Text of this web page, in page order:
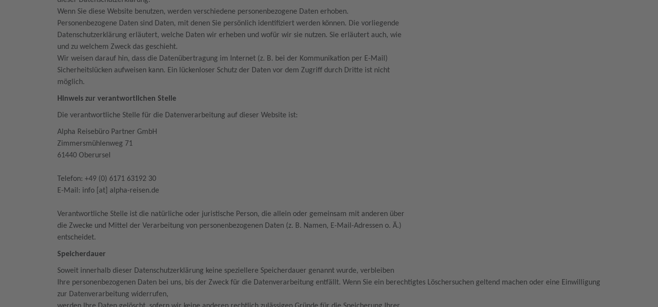
Wenn Sie diese Website benutzen, werden verschiedene personenbezogene Daten erhoben.
Personenbezogene Daten sind Daten, mit denen Sie persönlich identifiziert werden können. Die vorliegende
Datenschutzerklärung erläutert, welche Daten wir erheben und wofür wir sie nutzen. Sie erläutert auch, wie
und zu welchem Zweck das geschieht.
Wir weisen darauf hin, dass die Datenübertragung im Internet (z. B. bei der Kommunikation per E-Mail)
Sicherheitslücken aufweisen kann. Ein lückenloser Schutz der Daten vor dem Zugriff durch Dritte ist nicht
möglich.
Hinweis zur verantwortlichen Stelle
Die verantwortliche Stelle für die Datenverarbeitung auf dieser Website ist:
Alpha Reisebüro Partner GmbH
Zimmersmühlenweg 71
61440 Oberursel
Telefon: +49 (0) 6171 63192 30
E-Mail: info [at] alpha-reisen.de
Verantwortliche Stelle ist die natürliche oder juristische Person, die allein oder gemeinsam mit anderen über
die Zwecke und Mittel der Verarbeitung von personenbezogenen Daten (z. B. Namen, E-Mail-Adressen o. Ä.)
entscheidet.
Speicherdauer
Soweit innerhalb dieser Datenschutzerklärung keine speziellere Speicherdauer genannt wurde, verbleiben
Ihre personenbezogenen Daten bei uns, bis der Zweck für die Datenverarbeitung entfällt. Wenn Sie ein berechtigtes Löschersuchen geltend machen oder eine Einwilligung
zur Datenverarbeitung widerrufen,